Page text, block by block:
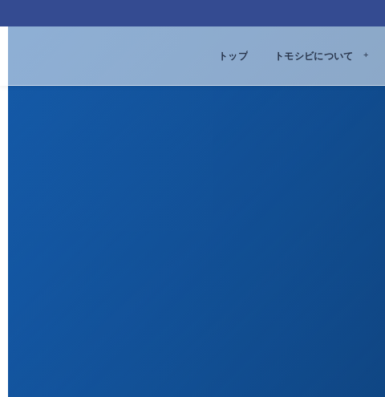
トップ トモシビについて